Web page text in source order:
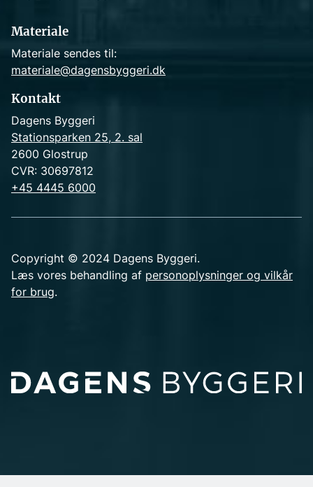
Materiale
Materiale sendes til:
materiale@dagensbyggeri.dk
Kontakt
Dagens Byggeri
Stationsparken 25, 2. sal
2600 Glostrup
CVR: 30697812
+45 4445 6000
Copyright © 2024 Dagens Byggeri.
Læs vores behandling af personoplysninger og vilkår
for brug.